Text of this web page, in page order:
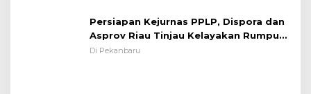
Persiapan Kejurnas PPLP, Dispora dan
Asprov Riau Tinjau Kelayakan Rumput
Lapangan Sepakbola
Di Pekanbaru